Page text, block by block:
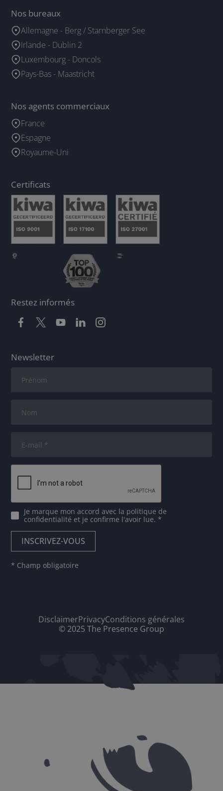
Nos bureaux
Allemagne - Berg / Starnberger See
Irlande - Dublin 2
Luxembourg - Doncols
Pays-Bas - Maastricht
Nos agents commerciaux
France
Espagne
Royaume-Uni
Certificats
Restez informés
Newsletter
Je marque mon accord avec la politique de
confidentialité et je confirme l'avoir lue. *
* Champ obligatoire
DisclaimerPrivacyConditions générales
© 2025 The Presence Group